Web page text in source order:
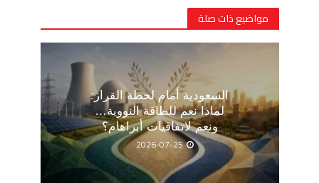
مواضيع ذات صلة
السعودية أمام لحظة القرار:
لماذا نعم للطاقة النووية…
ونعم لاتفاقيات أبراهام؟
2026-07-25